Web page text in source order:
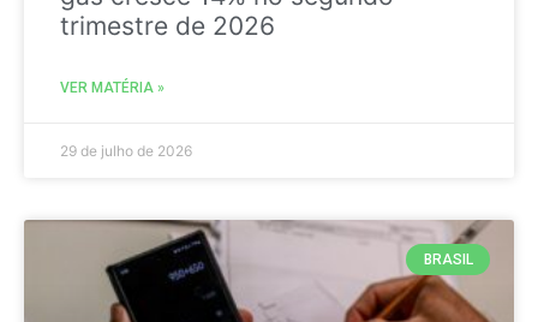
trimestre de 2026
VER MATÉRIA »
29 de julho de 2026
BRASIL